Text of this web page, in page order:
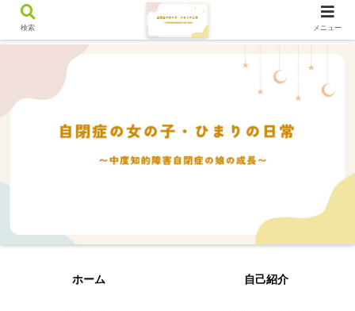
ホーム 自己紹介
検索 メニュー